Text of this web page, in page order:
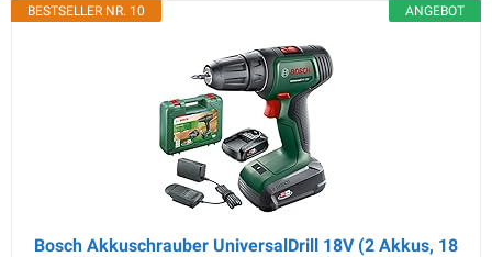
ANGEBOT
BESTSELLER NR. 10
Bosch Akkuschrauber UniversalDrill 18V (2 Akkus, 18